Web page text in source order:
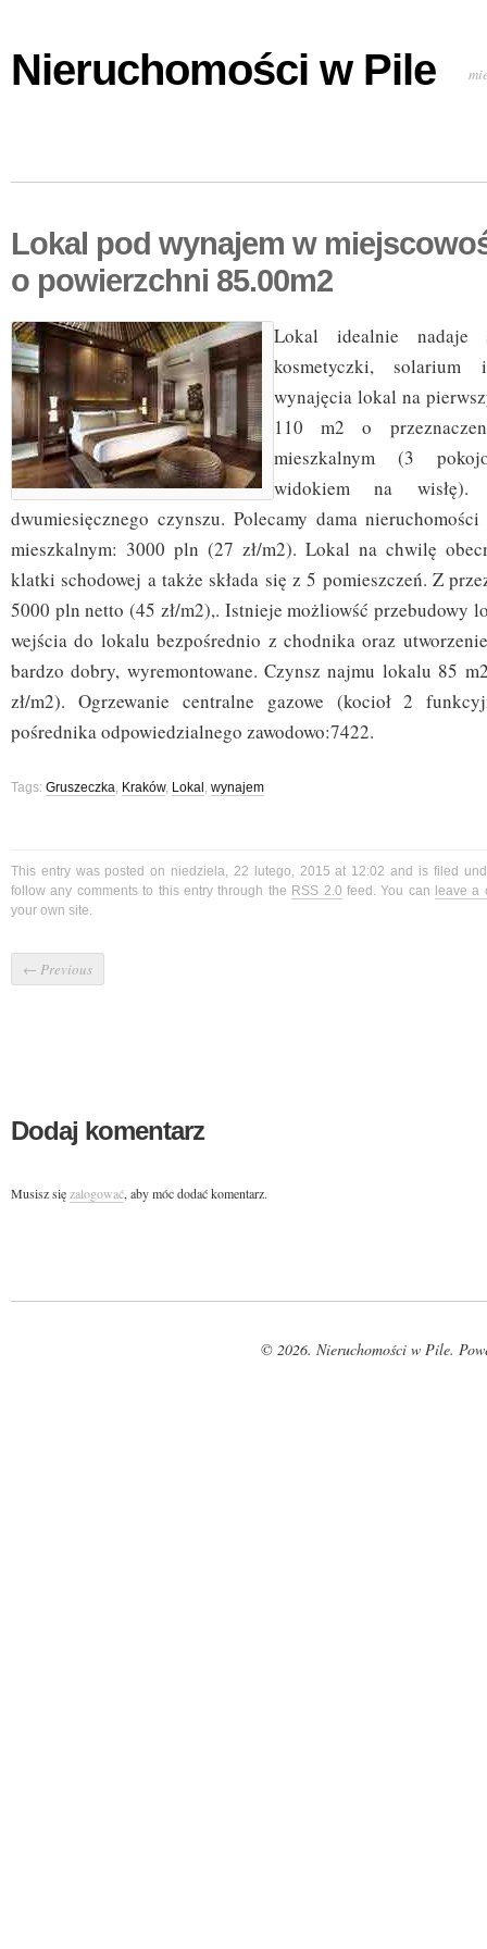
Nieruchomości w Pile
Lokal pod wynajem w
o powierzchni 85.00m2
Lokal idealnie nadaje
kosmetyczki, solarium
wynajęcia lokal na
110 m2 o
mieszkalnym (3
widokiem na wisłę).
dwumiesięcznego czynszu. Polecamy dama
mieszkalnym: 3000 pln (27 zł/m2). Lokal na chwilę
klatki schodowej a także składa się z 5 pomieszczeń. Z
5000 pln netto (45 zł/m2),. Istnieje możliowść przebudowy
wejścia do lokalu bezpośrednio z chodnika oraz
bardzo dobry, wyremontowane. Czynsz najmu lokalu 85
zł/m2). Ogrzewanie centralne gazowe (kocioł 2
pośrednika odpowiedzialnego zawodowo:7422.
Tags: Gruszeczka, Kraków, Lokal , wynajem
This entry was posted on niedziela, 22 lutego, 2015 at 12:02 and is filed
follow any comments to this entry through the RSS 2.0 feed. You can leave a
your own site.
← Previous
Dodaj komentarz
Musisz sięzalogować, aby móc dodać komentarz.
© 2026. Nieruchomości w Pile.